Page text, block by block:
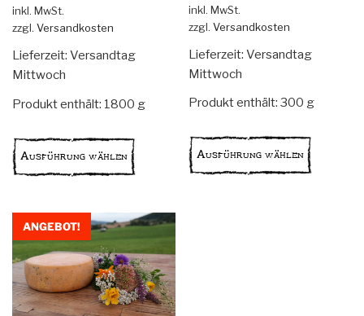
war:
70,20 € 59,00 €.
Preis
war:
Preis
ist:
inkl. MwSt.
zzgl. Versandkosten
Lieferzeit: Versandtag
Mittwoch
Produkt enthält: 1800 g
Ausführung wählen
auf.
Optionen
können
auf
inkl. MwSt.
zzgl.Versandkosten
Lieferzeit:Versandtag
Mittwoch
Produkt enthält: 300 g
Ausführung wählen
ANGEBOT!